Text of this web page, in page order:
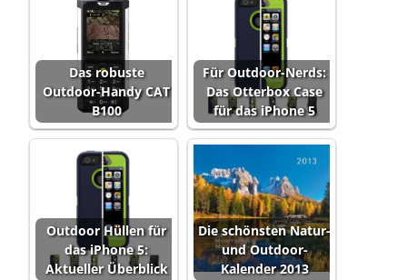
Das robuste
Outdoor-Handy CAT
B100
Für Outdoor-Nerds:
Das Otterbox Case
für das iPhone 5
Outdoor Hüllen für
das iPhone 5:
Aktueller Überblick
Die schönsten Natur-
und Outdoor-
Kalender 2013